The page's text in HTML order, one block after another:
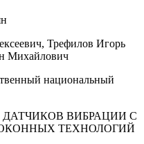
Трефилов Игорь
Михайлович
национальный